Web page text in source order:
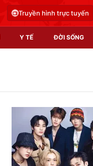
Truyền hình trực tuyến
Y TẾ ĐỜI SỐNG
Video
Shorts video
Podcast